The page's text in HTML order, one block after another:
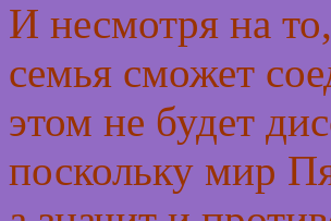
И несмотря на
семья сможет
этом не будет
поскольку мир